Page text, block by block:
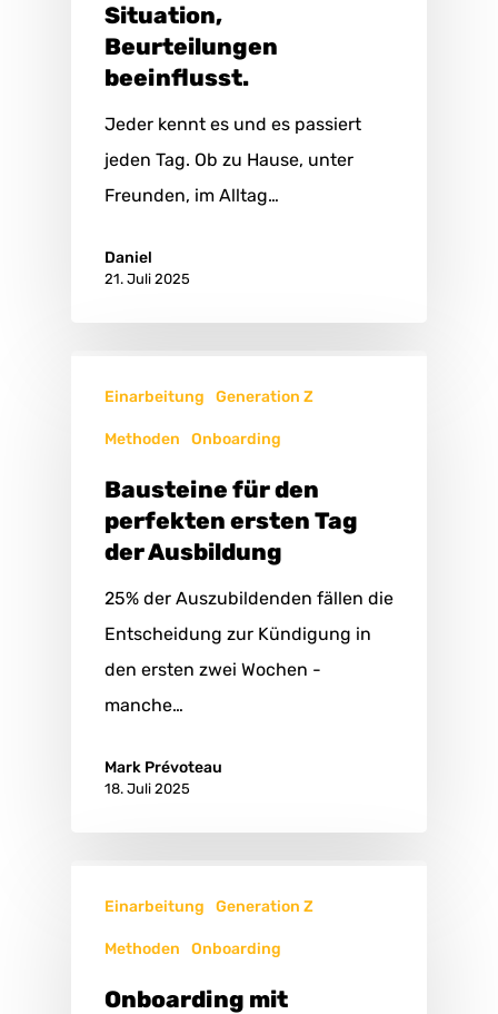
Situation,
Beurteilungen
beeinflusst.
Jeder kennt es und es passiert
jeden Tag. Ob zu Hause, unter
Freunden, im Alltag…
Daniel
21. Juli 2025
Einarbeitung Generation Z
Methoden Onboarding
Bausteine für den
perfekten ersten Tag
der Ausbildung
25% der Auszubildenden fällen die
Entscheidung zur Kündigung in
den ersten zwei Wochen -
manche…
Mark Prévoteau
18. Juli 2025
Einarbeitung Generation Z
Methoden Onboarding
Onboarding mit